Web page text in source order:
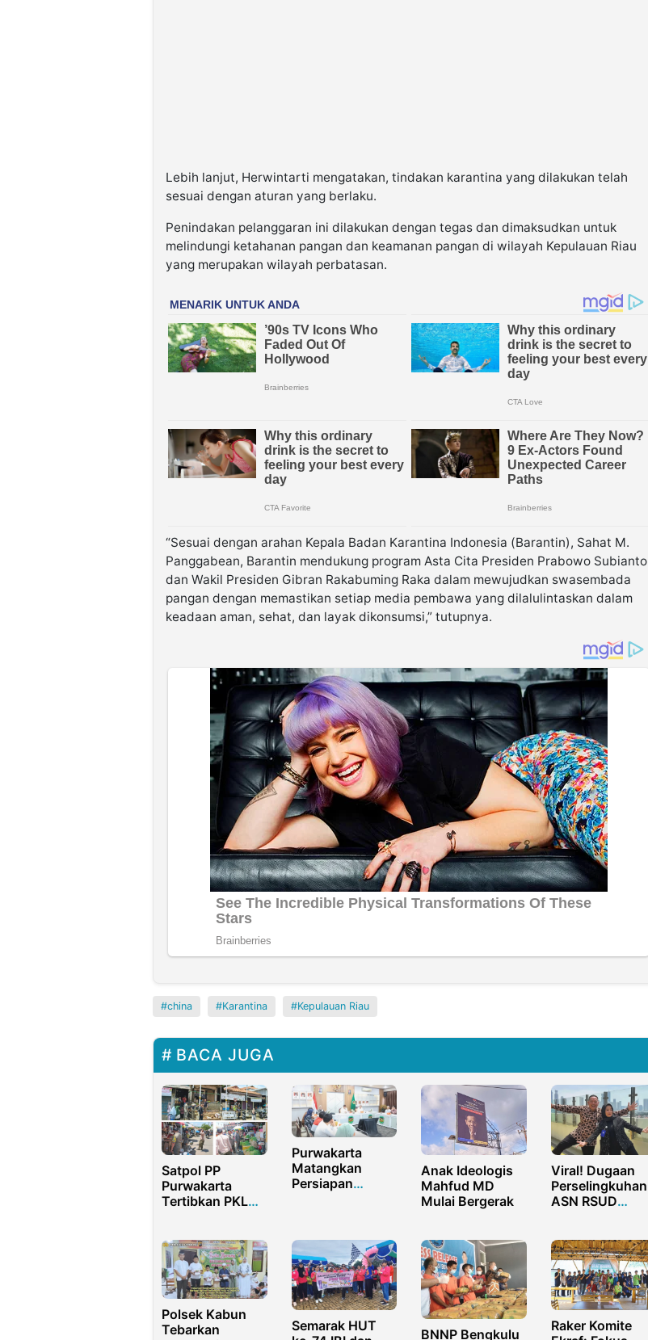
Lebih lanjut, Herwintarti mengatakan, tindakan karantina yang dilakukan telah
sesuai dengan aturan yang berlaku.
Penindakan pelanggaran ini dilakukan dengan tegas dan dimaksudkan untuk
melindungi ketahanan pangan dan keamanan pangan di wilayah Kepulauan Riau
yang merupakan wilayah perbatasan.
“Sesuai dengan arahan Kepala Badan Karantina Indonesia (Barantin), Sahat M.
Panggabean, Barantin mendukung program Asta Cita Presiden Prabowo Subianto
dan Wakil Presiden Gibran Rakabuming Raka dalam mewujudkan swasembada
pangan dengan memastikan setiap media pembawa yang dilalulintaskan dalam
keadaan aman, sehat, dan layak dikonsumsi,” tutupnya.
china Karantina Kepulauan Riau
BACA JUGA
Satpol PP
Purwakarta
Tertibkan PKL
Kembali Lancar
Purwakarta
Matangkan
Persiapan
Antikorupsi dari
Daerah
Anak Ideologis
Mahfud MD
Mulai Bergerak
Viral! Dugaan
Perselingkuhan
ASN RSUD
Pemkab
Tanggerang
Lakukan
Pemeriksaan
Polsek Kabun
Tebarkan
Semarak HUT
BNNP Bengkulu
Raker Komite